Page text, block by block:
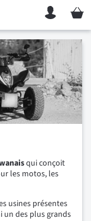
Mon
qui conçoit
les motos, les
usines présentes
un des plus grands